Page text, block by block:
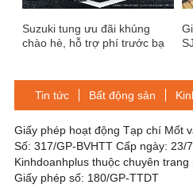
Suzuki tung ưu đãi khủng
chào hè, hỗ trợ phí trước bạ
Tin tức Bất động sản
Giấy phép hoạt động Tạp chí Mốt
Số: 317/GP-BVHTT Cấp ngày: 23/
Kinhdoanhplus thuộc chuyên trang
Giấy phép số: 180/GP-TTDT